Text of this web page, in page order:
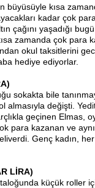
büyüsüyle kısa
kadar çok
çağını yaşadığı
zamanda çok para
okul taksitlerini
hediye ediyorlar.
sokakta bile
almasıyla değişti.
geçinen Elmas,
para kazanan ve
Genç kadın, her
LİRA)
küçük roller